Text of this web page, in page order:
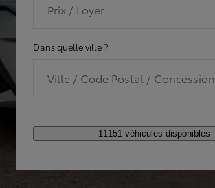
Prix / Loyer
Dans quelle ville ?
Ville / Code Postal / Concession
11151 véhicules disponibles